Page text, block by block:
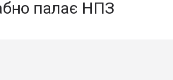
палає НПЗ